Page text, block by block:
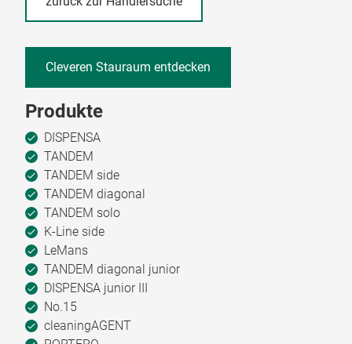
Cleveren Stauraum entdecken
Produkte
DISPENSA
TANDEM
TANDEM side
TANDEM diagonal
TANDEM solo
K-Line side
LeMans
TANDEM diagonal junior
DISPENSA junior III
No.15
cleaningAGENT